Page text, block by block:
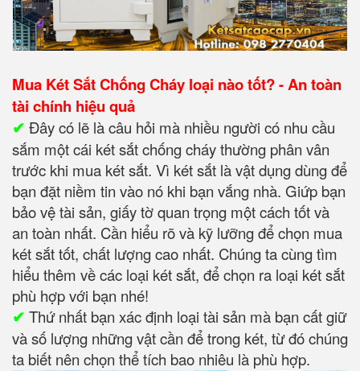
Mua Két Sắt Chống Cháy loại nào tốt? - An toàn
tài chính hiệu quả
✔ Đây có lẽ là câu hỏi mà nhiều người có nhu cầu
sắm một cái két sắt chống cháy thường phân vân
trước khi mua két sắt. Vì két sắt là vật dụng dùng để
bạn đặt niềm tin vào nó khi bạn vắng nhà. Giứp bạn
bảo vệ tài sản, giấy tờ quan trọng một cách tốt và
an toàn nhất. Cần hiểu rõ và kỹ lưỡng để chọn mua
két sắt tốt, chất lượng cao nhất. Chúng ta cùng tìm
hiểu thêm về các loại két sắt, để chọn ra loại két sắt
phù hợp với bạn nhé!
✔ Thứ nhất bạn xác định loại tài sản mà bạn cất giữ
và số lượng những vật cần để trong két, từ đó chúng
ta biết nên chọn thể tích bao nhiêu là phù hợp.